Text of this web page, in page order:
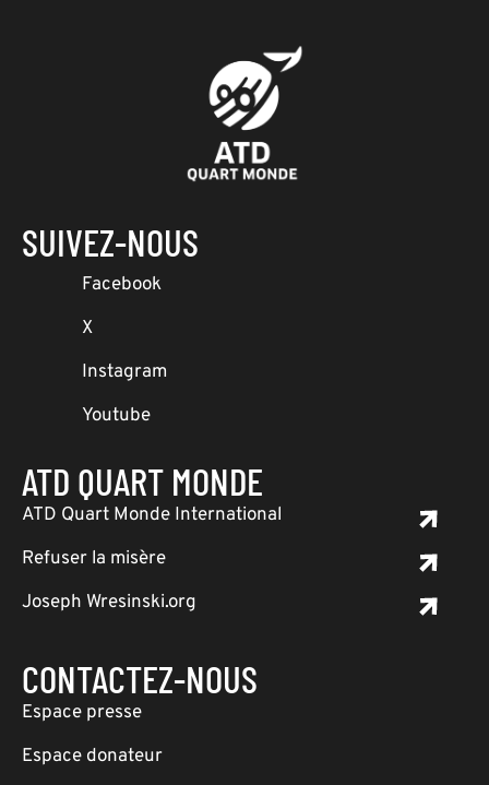
SUIVEZ-NOUS
Facebook
X
Instagram
Youtube
ATD QUART MONDE
ATD Quart Monde International
Refuser la misère
Joseph Wresinski.org
CONTACTEZ-NOUS
Espace presse
Espace donateur